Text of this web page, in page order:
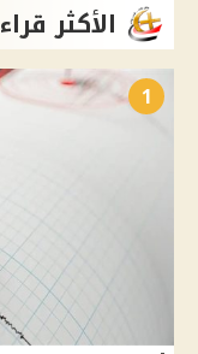
الأكثر
1